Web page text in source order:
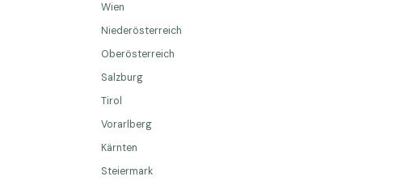
Wien
Niederösterreich
Oberösterreich
Salzburg
Tirol
Vorarlberg
Kärnten
Steiermark